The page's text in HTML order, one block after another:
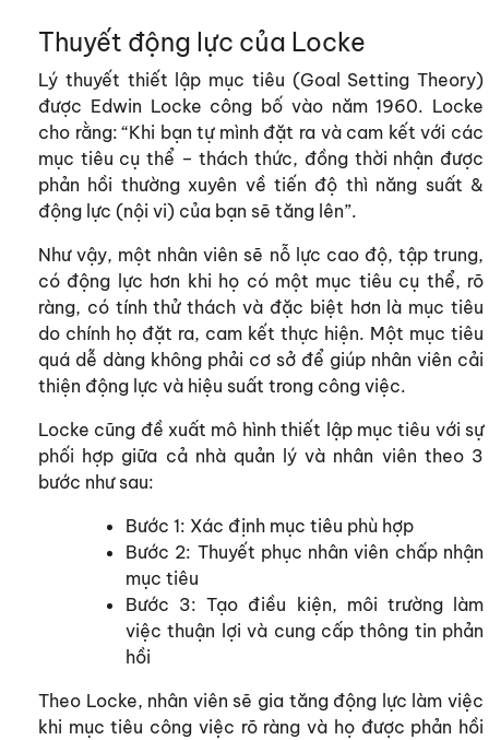
Thuyết động lực của Locke
Lý thuyết thiết lập mục tiêu (Goal Setting Theory)
được Edwin Locke công bố vào năm 1960. Locke
cho rằng: “Khi bạn tự mình đặt ra và cam kết với các
mục tiêu cụ thể – thách thức, đồng thời nhận được
phản hồi thường xuyên về tiến độ thì năng suất &
động lực (nội vi) của bạn sẽ tăng lên”.
Như vậy, một nhân viên sẽ nỗ lực cao độ, tập trung,
có động lực hơn khi họ có một mục tiêu cụ thể, rõ
ràng, có tính thử thách và đặc biệt hơn là mục tiêu
do chính họ đặt ra, cam kết thực hiện. Một mục tiêu
quá dễ dàng không phải cơ sở để giúp nhân viên cải
thiện động lực và hiệu suất trong công việc.
Locke cũng đề xuất mô hình thiết lập mục tiêu với sự
phối hợp giữa cả nhà quản lý và nhân viên theo 3
bước như sau:
Bước 1: Xác định mục tiêu phù hợp
Bước 2: Thuyết phục nhân viên chấp nhận
mục tiêu
Bước 3: Tạo điều kiện, môi trường làm
việc thuận lợi và cung cấp thông tin phản
hồi
Theo Locke, nhân viên sẽ gia tăng động lực làm việc
khi mục tiêu công việc rõ ràng và họ được phản hồi